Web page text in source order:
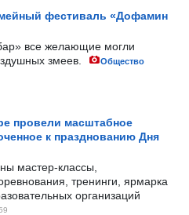
фестиваль «Дофамин
все желающие могли
змеев.
Общество
провели масштабное
к празднованию Дня
мастер-классы,
тренинги, ярмарка
организаций